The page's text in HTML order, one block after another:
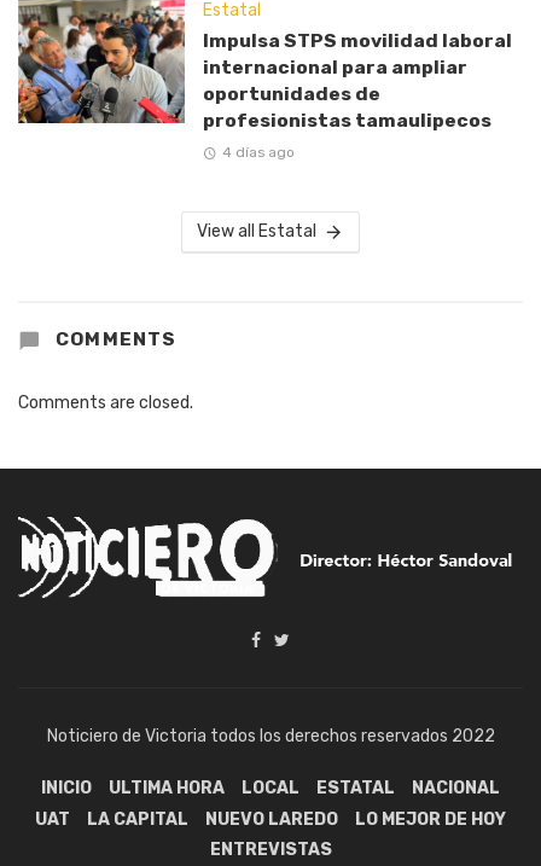
Estatal
Impulsa STPS movilidad laboral
internacional para ampliar
oportunidades de
profesionistas tamaulipecos
4 días ago
View all Estatal
COMMENTS
Comments are closed.
Noticiero de Victoria todos los derechos reservados 2022
INICIO ULTIMA HORA LOCAL ESTATAL
NACIONAL
UAT
LA CAPITAL NUEVO LAREDO
LO MEJOR DE HOY
ENTREVISTAS